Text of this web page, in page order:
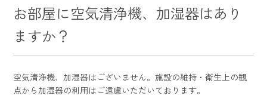
お部屋に空気清浄機、加湿器はあり
ますか？
空気清浄機、加湿器はございません。施設の維持・衛生上の観
点から加湿器の利用はご遠慮いただいております。